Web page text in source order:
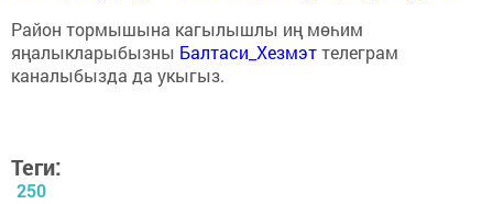
Район тормышына кагылышлы иң мөһим
яңалыкларыбызны Балтаси_Хезмэттелеграм
каналыбызда да укыгыз.
Теги:
250